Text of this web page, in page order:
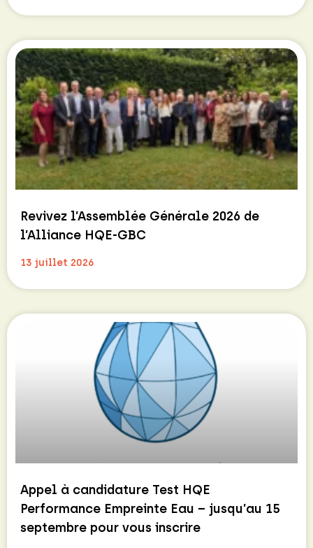
Revivez l’Assemblée Générale 2026 de
l’Alliance HQE-GBC
13 juillet 2026
Appel à candidature Test HQE
Performance Empreinte Eau – jusqu’au 15
septembre pour vous inscrire